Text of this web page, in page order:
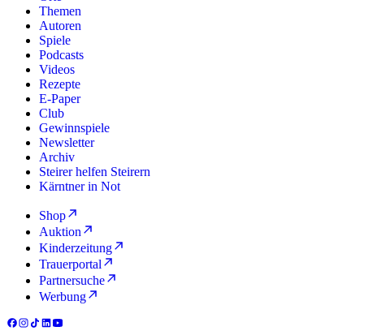
Themen
Autoren
Spiele
Podcasts
Videos
Rezepte
E-Paper
Club
Gewinnspiele
Newsletter
Archiv
Steirer helfen Steirern
Kärntner in Not
Shop
Auktion
Kinderzeitung
Trauerportal
Partnersuche
Werbung